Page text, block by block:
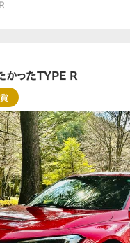
かったTYPE R